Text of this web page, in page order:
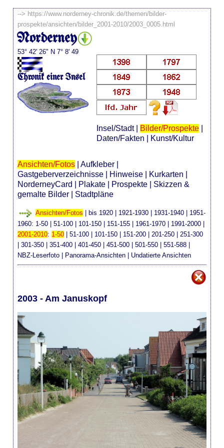
--> https://www.norderney-chronik.de/themen/bilder-
prospekte/ansichten/bilder_2001-2010/2003_0005.html
Norderney
53° 42' 26" N 7° 8' 49
Chronik einer Insel
Insel/Stadt| Bilder/Prospekte|
Daten/Fakten
Kunst/Kultur
Ansichten/Fotos |Aufkleber
Gastgeberverzeichnisse
Hinweise Kurkarten
NorderneyCard
Plakate Prospekte
Skizzen &
gemalte Bilder
Stadtpläne
Ansichten/Fotos bis 1920 1921-1930 1931-1940
1951-
1960: 1-50 |51-100 | 101-150 | 151-155 | 1961-1970 | 1991-2000 |
2001-2010: 1-50 |51-100 | 101-150 | 151-200 | 201-250 | 251-300
|301-350 |351-400 |401-450 |451-500 |501-550 |551-588 |
NBZ-Leserfoto | Panorama-Ansichten | Undatierte Ansichten
2003 - Am Januskopf